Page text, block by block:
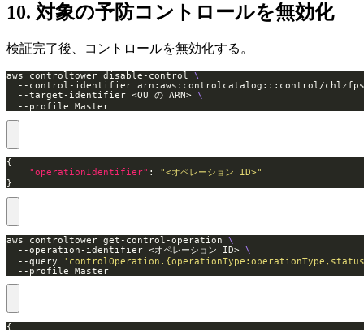
10. 対象の予防コントロールを無効化
検証完了後、コントロールを無効化する。
aws controltower disable-control
--control-identifier arn:aws:controlcatalog:::control/
  --target-identifier <OU の ARN>
  --profile Master
"operationIdentifier" : "<オペレーション ID>"
}
aws controltower get-control-operation
  --operation-identifier <オペレーション ID>
  --query
  --profile Master